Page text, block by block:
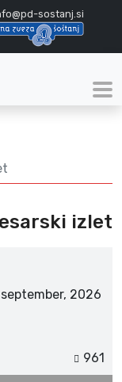
sostanj.si
izlet
2026
961